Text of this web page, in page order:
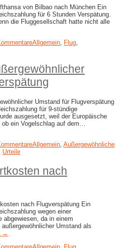
von Bilbao nach München Ein
für 6 Stunden Verspätung.
die Fluggesellschaft hatte nicht alle
Allgemein, Flug,
Umstand für Flugverspätung
für 9-stündige
ausgesetzt, weil der Europäische
ein Vogelschlag auf dem…
Allgemein, Außergewöhnliche
Urteile
nach
nach Flugverspätung Ein
wegen einer
abgewiesen, da in einem
Umstand als
→
Allgemein Flug